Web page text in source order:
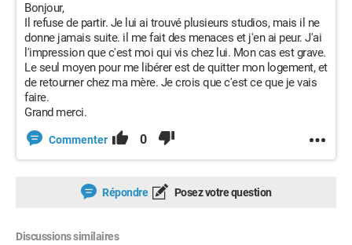
Bonjour,
Il refuse de partir. Je lui ai trouvé plusieurs studios, mais il ne
donne jamais suite. il me fait des menaces et j'en ai peur. J'ai
l'impression que c'est moi qui vis chez lui. Mon cas est grave.
Le seul moyen pour me libérer est de quitter mon logement, et
de retourner chez ma mère. Je crois que c'est ce que je vais
faire.
Grand merci.
Commenter 0
Répondre Posez votre question
Discussions similaires